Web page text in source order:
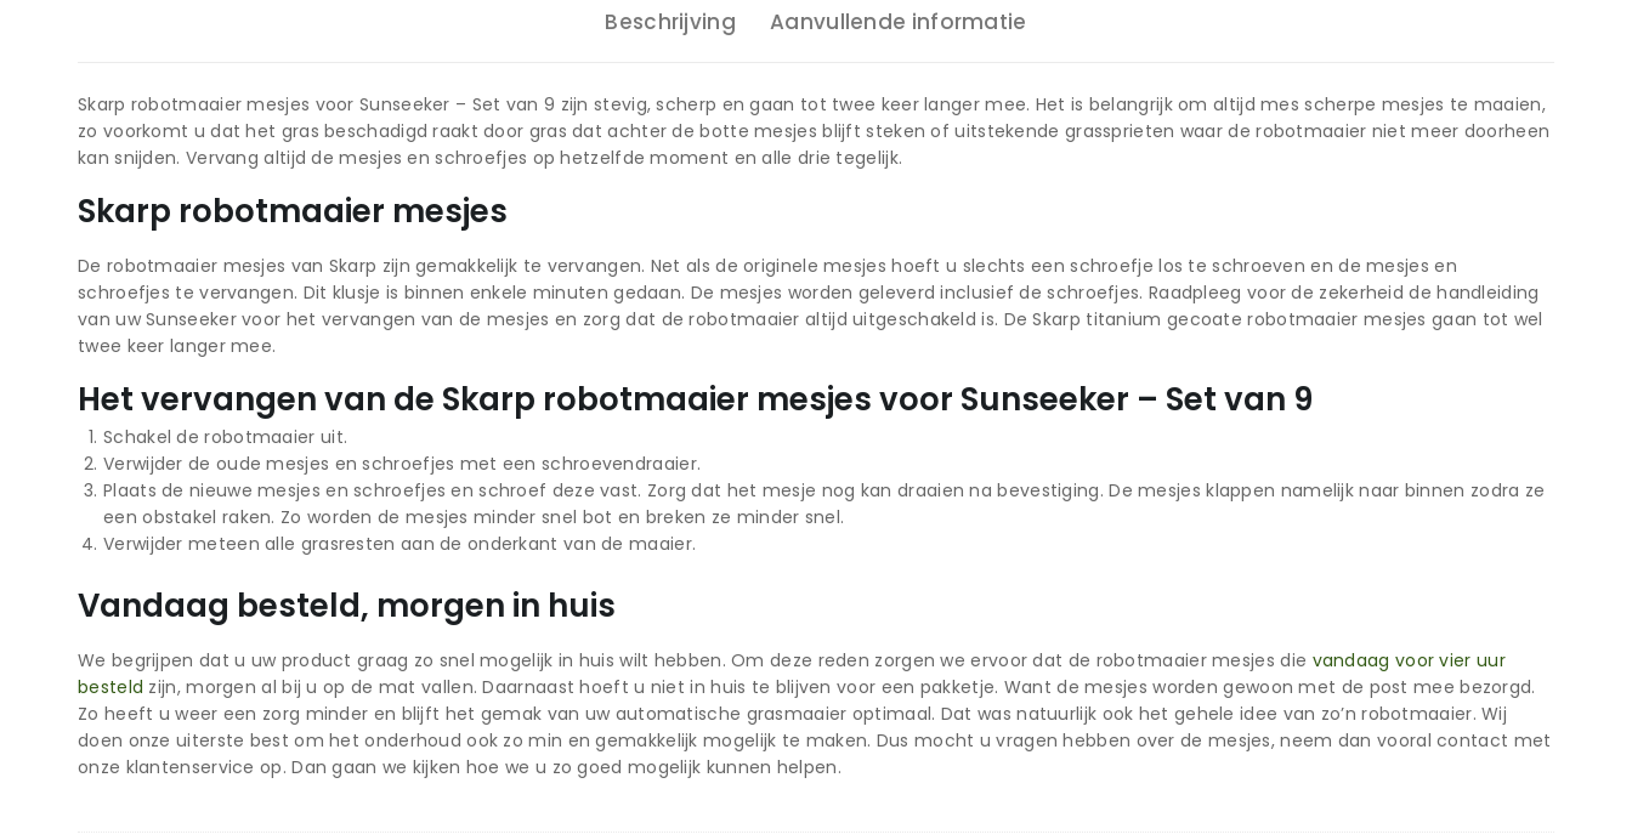
Beschrijving Aanvullende informatie
Skarp robotmaaier mesjes voor Sunseeker – Set van 9 zijn stevig, scherp en gaan tot twee keer langer mee. Het is belangrijk om altijd mes scherpe mesjes te maaien,
zo voorkomt u dat het gras beschadigd raakt door gras dat achter de botte mesjes blijft steken of uitstekende grassprieten waar de robotmaaier niet meer doorheen
kan snijden. Vervang altijd de mesjes en schroefjes op hetzelfde moment en alle drie tegelijk.
Skarp robotmaaier mesjes
De robotmaaier mesjes van Skarp zijn gemakkelijk te vervangen. Net als de originele mesjes hoeft u slechts een schroefje los te schroeven en de mesjes en
schroefjes te vervangen. Dit klusje is binnen enkele minuten gedaan. De mesjes worden geleverd inclusief de schroefjes. Raadpleeg voor de zekerheid de handleiding
van uw Sunseeker voor het vervangen van de mesjes en zorg dat de robotmaaier altijd uitgeschakeld is. De Skarp titanium gecoate robotmaaier mesjes gaan tot wel
twee keer langer mee.
Het vervangen van de Skarp robotmaaier mesjes voor Sunseeker – Set van 9
Schakel de robotmaaier uit.
Verwijder de oude mesjes en schroefjes met een schroevendraaier.
Plaats de nieuwe mesjes en schroefjes en schroef deze vast. Zorg dat het mesje nog kan draaien na bevestiging. De mesjes klappen namelijk naar binnen zodra ze
een obstakel raken. Zo worden de mesjes minder snel bot en breken ze minder snel.
Verwijder meteen alle grasresten aan de onderkant van de maaier.
Vandaag besteld, morgen in huis
We begrijpen dat u uw product graag zo snel mogelijk in huis wilt hebben. Om deze reden zorgen we ervoor dat de robotmaaier mesjes die vandaag voor vier uur
besteld zijn, morgen al bij u op de mat vallen. Daarnaast hoeft u niet in huis te blijven voor een pakketje. Want de mesjes worden gewoon met de post mee bezorgd.
Zo heeft u weer een zorg minder en blijft het gemak van uw automatische grasmaaier optimaal. Dat was natuurlijk ook het gehele idee van zo’n robotmaaier. Wij
doen onze uiterste best om het onderhoud ook zo min en gemakkelijk mogelijk te maken. Dus mocht u vragen hebben over de mesjes, neem dan vooral contact met
onze klantenservice op. Dan gaan we kijken hoe we u zo goed mogelijk kunnen helpen.